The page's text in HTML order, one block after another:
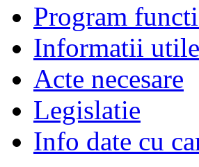
Program
Informatii utile
Acte necesare
Legislatie
Info date cu